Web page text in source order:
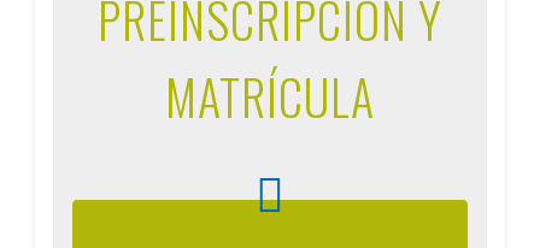
PREINSCRIPCIÓN Y
MATRÍCULA